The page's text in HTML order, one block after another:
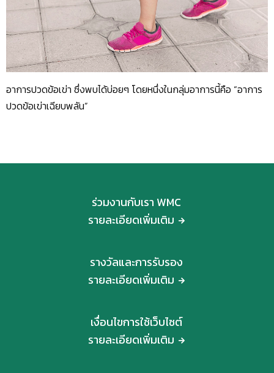
อาการปวดข้อเข่า ซึ่งพบได้บ่อยๆ โดยหนึ่งในกลุ่มอาการนี้คือ “อาการ
ปวดข้อเข่าเฉียบพลัน”
ร่วมงานกับเรา WMC
รายละเอียดเพิ่มเติม
รางวัลและการรับรอง
รายละเอียดเพิ่มเติม
เงื่อนไขการใช้เว็บไซต์
รายละเอียดเพิ่มเติม